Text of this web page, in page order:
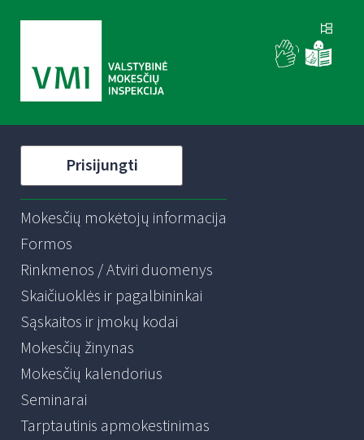
Prisijungti
Mokesčių mokėtojų informacija
Formos
Rinkmenos / Atviri duomenys
Skaičiuoklės ir pagalbininkai
Sąskaitos ir įmokų kodai
Mokesčių žinynas
Mokesčių kalendorius
Seminarai
Tarptautinis apmokestinimas